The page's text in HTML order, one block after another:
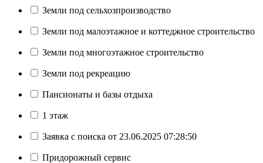
Земли под сельхозпроизводство
Земли под малоэтажное и коттеджное строительство
Земли под многоэтажное строительство
Земли под рекреацию
Пансионаты и базы отдыха
1 этаж
Заявка с поиска от 23.06.2025 07:28:50
Придорожный сервис